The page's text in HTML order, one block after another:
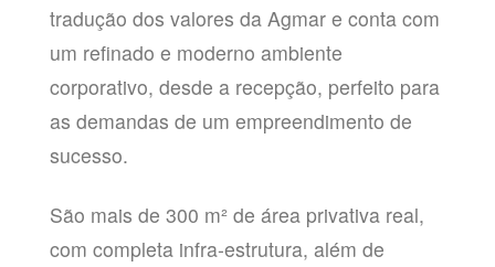
tradução dos valores da Agmar e conta com
um refinado e moderno ambiente
corporativo, desde a recepção, perfeito para
as demandas de um empreendimento de
sucesso.
São mais de 300 m² de área privativa real,
com completa infra-estrutura, além de